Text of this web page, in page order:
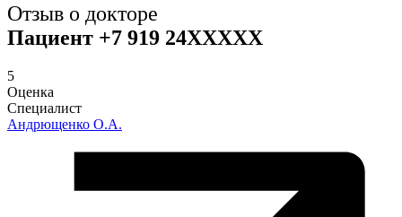
Отзыв о докторе
Пациент +7 919 24XXXXX
5
Оценка
Специалист
Андрющенко О.А.